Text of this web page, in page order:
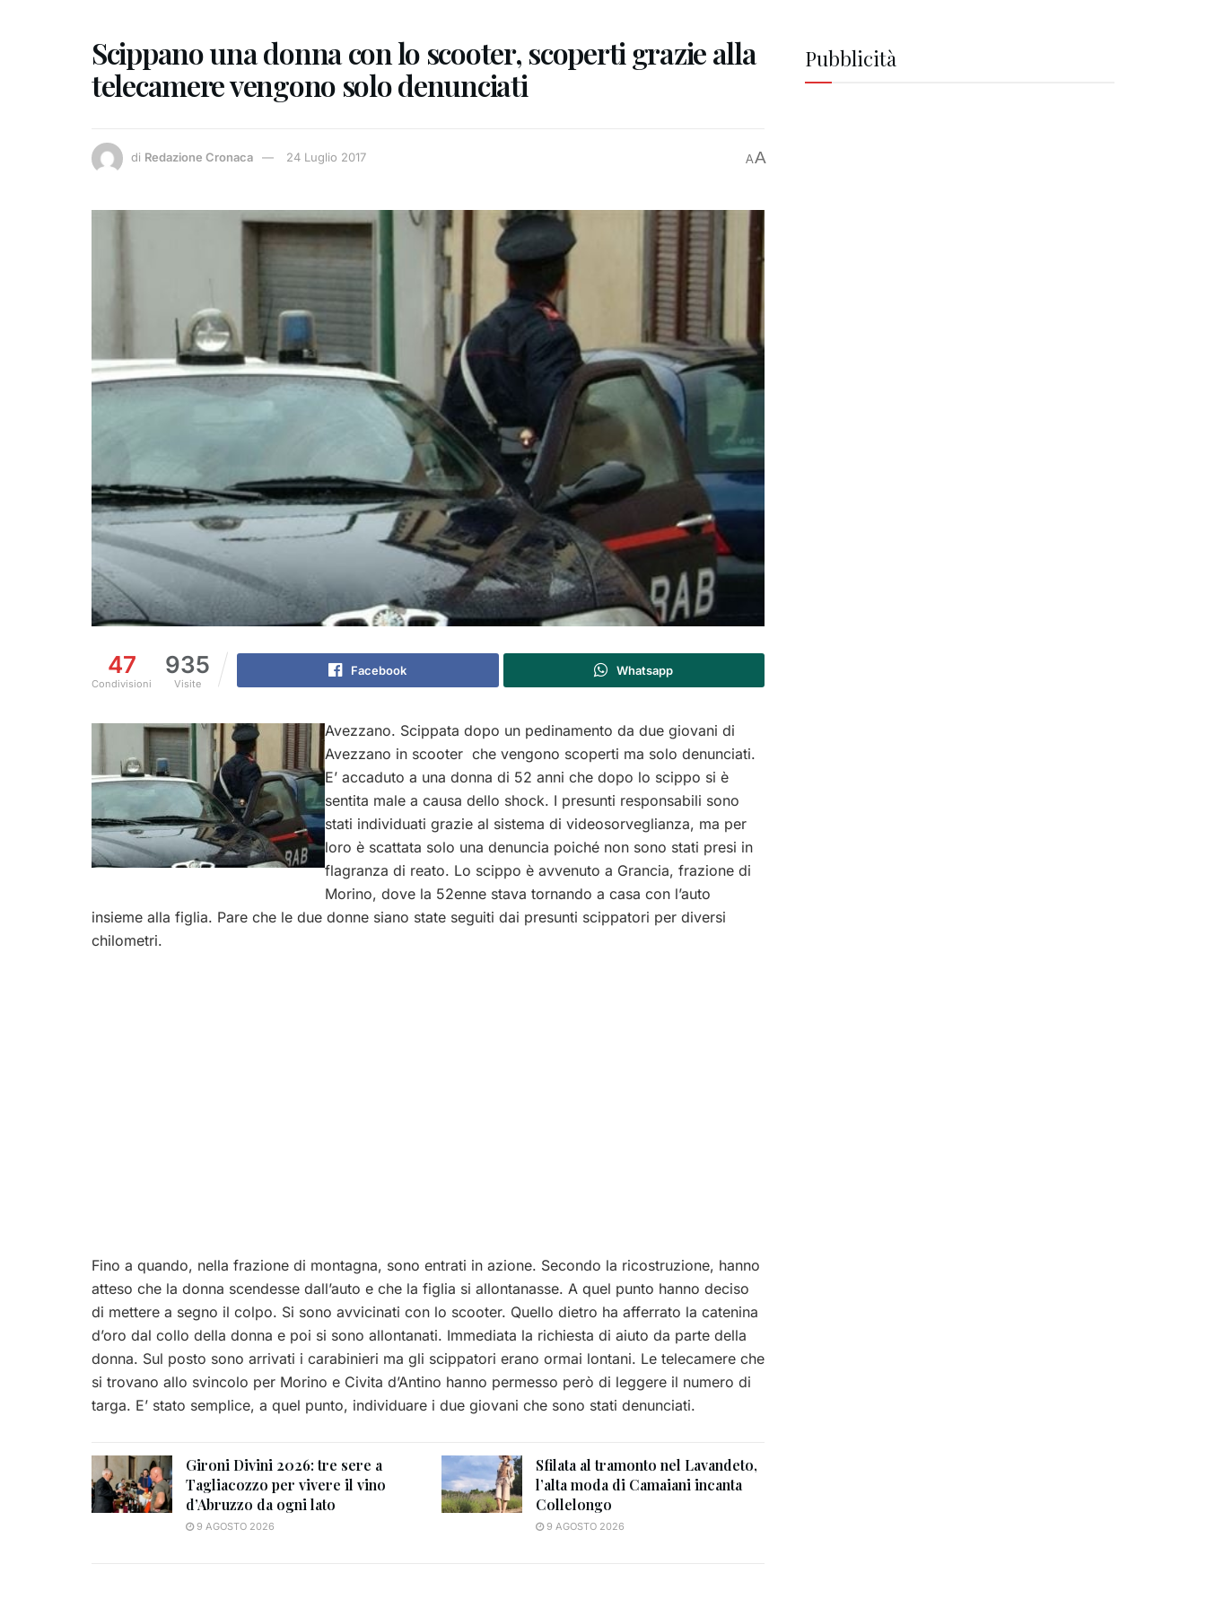
Scippano una donna con lo scooter, scoperti grazie alla
telecamere vengono solo denunciati
di Redazione Cronaca 24 Luglio 2017 AA
47
Condivisioni
935
Visite
Facebook Whatsapp
Avezzano. Scippata dopo un pedinamento da due giovani di
Avezzano in scooter che vengono scoperti ma solo denunciati.
E’ accaduto a una donna di 52 anni che dopo lo scippo si è
sentita male a causa dello shock. I presunti responsabili sono
stati individuati grazie al sistema di videosorveglianza, ma per
loro è scattata solo una denuncia poiché non sono stati presi in
flagranza di reato. Lo scippo è avvenuto a Grancia, frazione di
Morino, dove la 52enne stava tornando a casa con l’auto
insieme alla figlia. Pare che le due donne siano state seguiti dai presunti scippatori per diversi
chilometri.
Fino a quando, nella frazione di montagna, sono entrati in azione. Secondo la ricostruzione, hanno
atteso che la donna scendesse dall’auto e che la figlia si allontanasse. A quel punto hanno deciso
di mettere a segno il colpo. Si sono avvicinati con lo scooter. Quello dietro ha afferrato la catenina
d’oro dal collo della donna e poi si sono allontanati. Immediata la richiesta di aiuto da parte della
donna. Sul posto sono arrivati i carabinieri ma gli scippatori erano ormai lontani. Le telecamere che
si trovano allo svincolo per Morino e Civita d’Antino hanno permesso però di leggere il numero di
targa. E’ stato semplice, a quel punto, individuare i due giovani che sono stati denunciati.
Gironi Divini 2026: tre sere a
Tagliacozzo per vivere il vino
d’Abruzzo da ogni lato
9 AGOSTO 2026
Sfilata al tramonto nel Lavandeto,
l’alta moda di Camaiani incanta
Collelongo
9 AGOSTO 2026
Pubblicità